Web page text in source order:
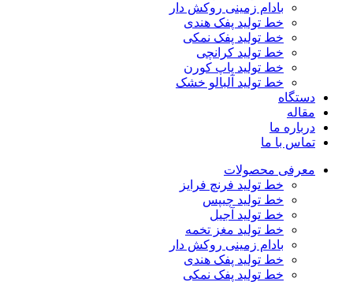
بادام زمینی روکش دار
خط تولید پفک هندی
خط تولید پفک نمکی
خط تولید کرانچی
خط تولید پاپ کورن
خط تولید آلبالو خشک
دستگاه
مقاله
درباره ما
تماس با ما
معرفی محصولات
خط تولید فرنچ فرایز
خط تولید چیپس
خط تولید آجیل
خط تولید مغز تخمه
بادام زمینی روکش دار
خط تولید پفک هندی
خط تولید پفک نمکی